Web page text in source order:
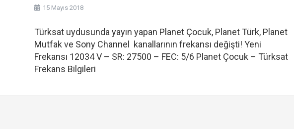
15 Mayıs 2018
Türksat uydusunda yayın yapan Planet Çocuk, Planet Türk, Planet
Mutfak ve Sony Channel kanallarının frekansı değişti! Yeni
Frekansı 12034 V – SR: 27500 – FEC: 5/6 Planet Çocuk – Türksat
Frekans Bilgileri